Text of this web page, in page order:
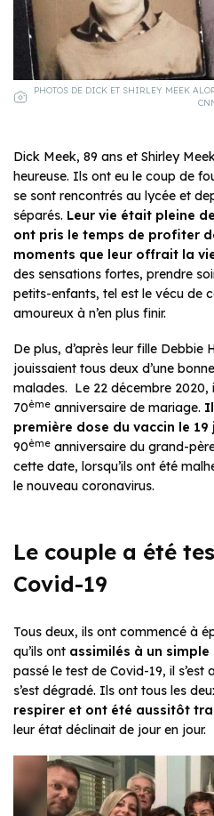
PHOTOS DE DICK ET SHIRLEY MEEK
Dick Meek, 89 ans et Shirley
heureuse. Ils ont eu le coup de
se sont rencontrés au lycée et
séparés. Leur vie était pleine
ont pris le temps de profiter
moments que leur offrait la
des sensations fortes, prendre
petits-enfants, tel est le vécu de
amoureux à n’en plus finir.
De plus, d’après leur fille Debbie
jouissaient tous deux d’une
malades. Le 22 décembre 2020,
70ème anniversaire de mariage.
première dose du vaccin le 19
90ème anniversaire du grand-
cette date, lorsqu’ils ont été
le nouveau coronavirus.
Le couple a été
Covid-19
Tous deux, ils ont commencé à
qu’ils ont assimilés à un simple
passé le test de Covid-19, il
s’est dégradé. Ils ont tous les
respirer et ont été aussitôt
leur état déclinait de jour en jour.